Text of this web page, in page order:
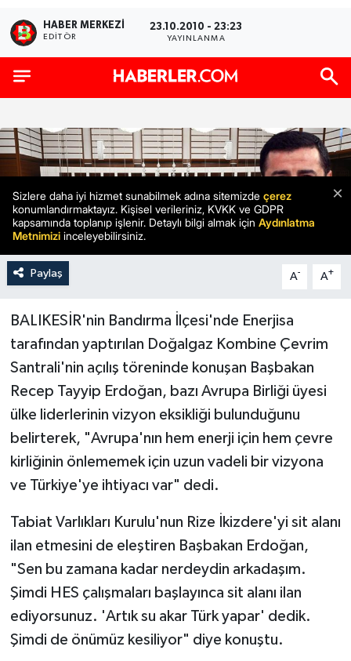
HABER MERKEZI
EDITÖR
23.10.2010 - 23:23
YAYINLANMA
Paylaş A- A+
BALIKESİR'nin Bandırma İlçesi'nde Enerjisa
tarafından yaptırılan Doğalgaz Kombine Çevrim
Santrali'nin açılış töreninde konuşan Başbakan
Recep Tayyip Erdoğan, bazı Avrupa Birliği üyesi
ülke liderlerinin vizyon eksikliği bulunduğunu
belirterek, "Avrupa'nın hem enerji için hem çevre
kirliğinin önlememek için uzun vadeli bir vizyona
ve Türkiye'ye ihtiyacı var" dedi.
Tabiat Varlıkları Kurulu'nun Rize İkizdere'yi sit alanı
ilan etmesini de eleştiren Başbakan Erdoğan,
"Sen bu zamana kadar nerdeydin arkadaşım.
Şimdi HES çalışmaları başlayınca sit alanı ilan
ediyorsunuz. 'Artık su akar Türk yapar' dedik.
Şimdi de önümüz kesiliyor" diye konuştu.